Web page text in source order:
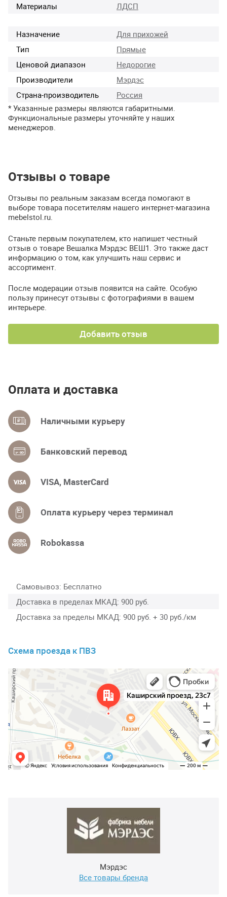
Материалы ЛДСП
Назначение
Для прихожей
Тип
Прямые
Ценовой диапазон
Недорогие
Производители
Мэрдэс
Страна-производитель
Россия
* Указанные размеры являются габаритными.
Функциональные размеры уточняйте у наших
менеджеров.
Отзывы о товаре
Отзывы по реальным заказам всегда помогают в
выборе товара посетителям нашего интернет-магазина
mebelstol.ru.
Станьте первым покупателем, кто напишет честный
отзыв о товаре Вешалка Мэрдэс ВЕШ1. Это также даст
информацию о том, как улучшить наш сервис и
ассортимент.
После модерации отзыв появится на сайте. Особую
пользу принесут отзывы с фотографиями в вашем
интерьере.
Добавить отзыв
Оплата и доставка
Наличными курьеру
Банковский перевод
VISA, MasterCard
Оплата курьеру через терминал
Robokassa
Самовывоз Бесплатно
Доставка в пределах МКАД 900 руб.
Доставка за пределы МКАД 900 руб. + 30 руб./км
Схема проезда к ПВЗ
Мэрдэс
Все товары бренда